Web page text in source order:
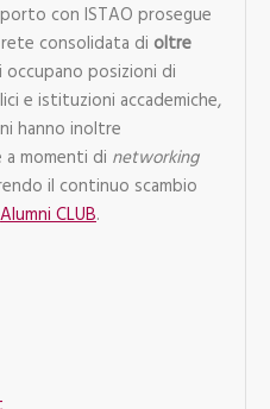
con ISTAO prosegue
consolidata di oltre
posizioni di
e istituzioni accademiche,
hanno inoltre
momenti di networking
il continuo scambio
Alumni CLUB.